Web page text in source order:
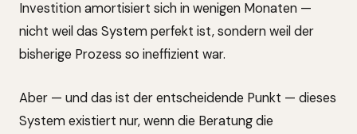
Investition amortisiert sich in wenigen Monaten —
nicht weil das System perfekt ist, sondern weil der
bisherige Prozess so ineffizient war.
Aber — und das ist der entscheidende Punkt — dieses
System existiert nur, wenn die Beratung die